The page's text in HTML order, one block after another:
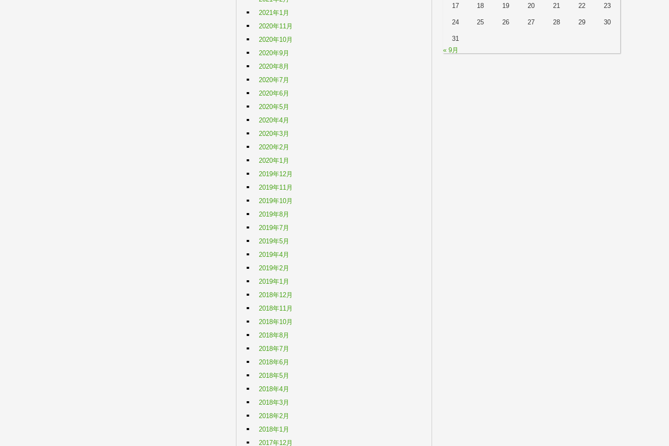
2021年1月
2020年11月
2020年10月
2020年9月
2020年8月
2020年7月
2020年6月
2020年5月
2020年4月
2020年3月
2020年2月
2020年1月
2019年12月
2019年11月
2019年10月
2019年8月
2019年7月
2019年5月
2019年4月
2019年2月
2019年1月
2018年12月
2018年11月
2018年10月
2018年8月
2018年7月
2018年6月
2018年5月
2018年4月
2018年3月
2018年2月
2018年1月
2017年12月
17 18 19 20 21 22 23
24 25 26 27 28 29 30
31
« 9月